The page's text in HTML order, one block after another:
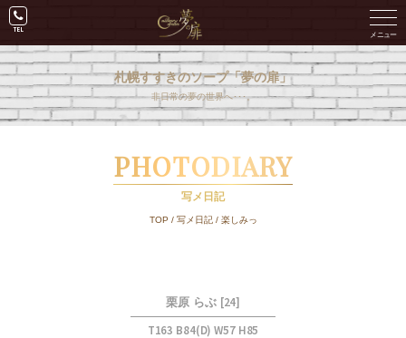
札幌すすきのソープ「夢の扉」
非日常の夢の世界へ･･･。
PHOTODIARY
写メ日記
TOP / 写メ日記/ 楽しみっ
栗原 らぶ [24]
T163 B84(D) W57 H85